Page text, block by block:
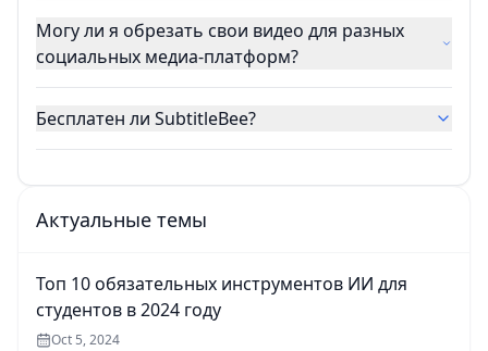
Могу ли я обрезать свои видео для разных
социальных медиа-платформ?
Бесплатен ли SubtitleBee?
Актуальные темы
Топ 10 обязательных инструментов ИИ для
студентов в 2024 году
Oct 5, 2024